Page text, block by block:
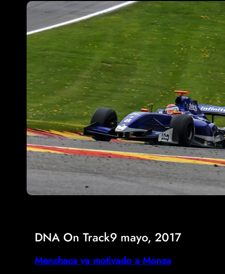
DNA On Track9 mayo, 2017
Menchaca va motivado a Monza